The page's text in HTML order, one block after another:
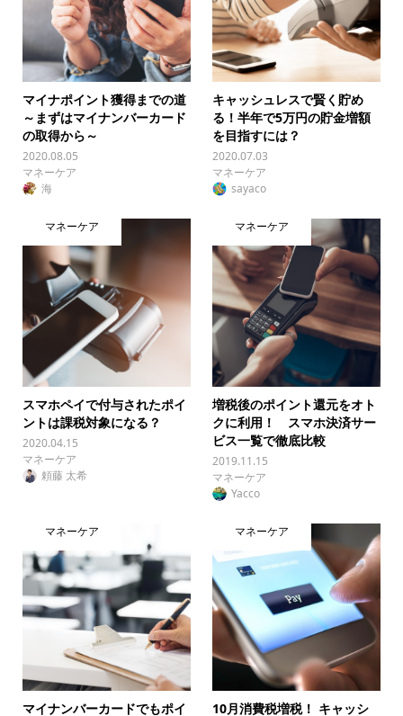
マイナポイント獲得までの道
～まずはマイナンバーカード
の取得から～
2020.08.05
マネーケア
海
キャッシュレスで賢く貯め
る！半年で5万円の貯金増額
を目指すには？
2020.07.03
マネーケア
sayaco
マネーケア
スマホペイで付与されたポイ
ントは課税対象になる？
2020.04.15
マネーケア
頼藤 太希
マネーケア
増税後のポイント還元をオト
クに利用！ スマホ決済サー
ビス一覧で徹底比較
2019.11.15
マネーケア
Yacco
マネーケア
マイナンバーカードでもポイ
マネーケア
10月消費税増税！ キャッシ